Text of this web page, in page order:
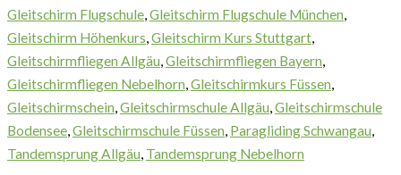
Gleitschirm Flugschule,Gleitschirm Flugschule München,
Gleitschirm Höhenkurs,Gleitschirm Kurs Stuttgart,
Gleitschirmfliegen Allgäu,Gleitschirmfliegen Bayern,
Gleitschirmfliegen Nebelhorn,Gleitschirmkurs Füssen,
Gleitschirmschein,Gleitschirmschule Allgäu,Gleitschirmschule
Bodensee,Gleitschirmschule Füssen, Paragliding Schwangau,
Tandemsprung Allgäu, Tandemsprung Nebelhorn